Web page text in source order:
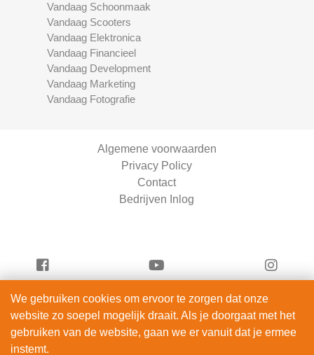
Vandaag Schoonmaak
Vandaag Scooters
Vandaag Elektronica
Vandaag Financieel
Vandaag Development
Vandaag Marketing
Vandaag Fotografie
Algemene voorwaarden
Privacy Policy
Contact
Bedrijven Inlog
Vandaag Fietsen is onderdeel van
ServiceRight B.V. | KVK 90914872
We gebruiken cookies om ervoor te zorgen dat onze
website zo soepel mogelijk draait. Als je doorgaat met het
gebruiken van de website, gaan we er vanuit dat je ermee
instemt.